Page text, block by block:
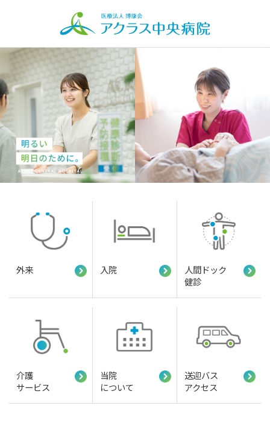
外来 入院
人間ドック
健診
介護
サービス
当院
について
送迎バス
アクセス